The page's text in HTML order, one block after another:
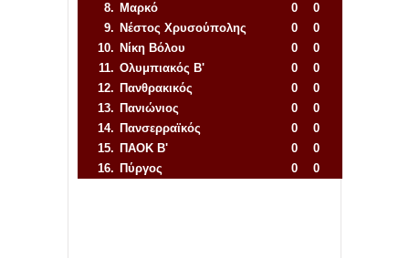
8. Μαρκό 0
0
9. Νέστος Χρυσούπολης 0
0
10. Νίκη Βόλου 0
0
11. Ολυμπιακός Β' 0
0
12. Πανθρακικός 0
0
13. Πανιώνιος 0
0
14. Πανσερραϊκός 0
0
15. ΠΑΟΚ Β' 0
0
16. Πύργος 0
0